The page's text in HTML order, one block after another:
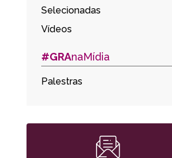
Selecionadas
Vídeos
#GRAnaMídia
Palestras